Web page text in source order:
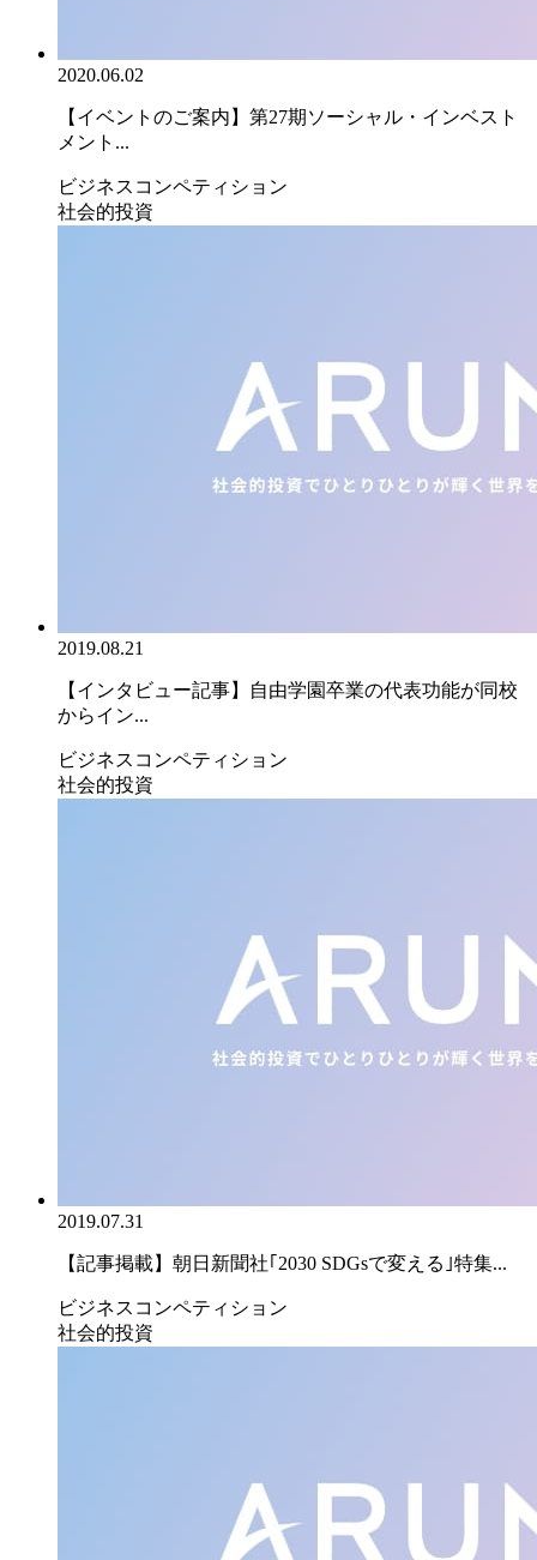
2020.06.02
【イベントのご案内】第27期ソーシャル・インベスト
メント...
ビジネスコンペティション
社会的投資
2019.08.21
【インタビュー記事】自由学園卒業の代表功能が同校
からイン...
ビジネスコンペティション
社会的投資
2019.07.31
【記事掲載】朝日新聞社｢2030 SDGsで変える｣特集...
ビジネスコンペティション
社会的投資